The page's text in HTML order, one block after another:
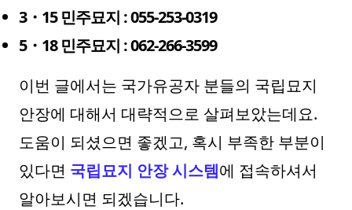
3・15 민주묘지 : 055-253-0319
5・18 민주묘지 : 062-266-3599
이번 글에서는 국가유공자 분들의 국립묘지
안장에 대해서 대략적으로 살펴보았는데요.
도움이 되셨으면 좋겠고, 혹시 부족한 부분이
있다면 국립묘지 안장 시스템에 접속하셔서
알아보시면 되겠습니다.